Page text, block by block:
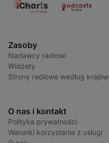
Zasoby
Nadawcy radiowi
Widżety
Strony radiowe według krajów
O nas i kontakt
Polityka prywatności
Warunki korzystania z usługi